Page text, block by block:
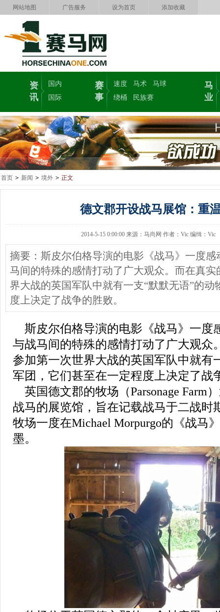
网站地图 广告服务 设为首页 添加收藏
资
讯
国内
国际
赛
事
速度 马术
马球
绕桶
民族赛
马
业
首页 > 新闻 > 境外 > 正文
德文郡开设战马展馆：重
2014-5-15 0:00:00 来源：马尚网 作者：Vic 编缉：Vic
摘要：斯皮尔伯格导演的电影《战马》一度
马间的特殊的感情打动了广大观众。而在真
界大战的英国军队中就有一支“默默无语”的
度上决定了战争的胜败。
斯皮尔伯格导演的电影《战马》一度
与战马间的特殊的感情打动了广大观众
参加第一次世界大战的英国军队中就有
军团，它们甚至在一定程度上决定了战
英国德文郡的牧场（Parsonage Farm
战马的展览馆，旨在记载战马于二战时
牧场一度在Michael Morpurgo的《战马
墨。